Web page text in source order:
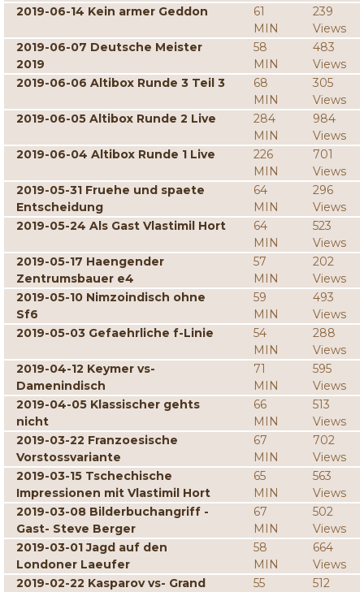
2019-06-14 Kein armer Geddon
61
MIN
239
Views
2019-06-07 Deutsche Meister
2019
58
MIN
483
Views
2019-06-06 Altibox Runde 3 Teil 3
68
MIN
305
Views
2019-06-05 Altibox Runde 2 Live
284
MIN
984
Views
2019-06-04 Altibox Runde 1 Live
226
MIN
701
Views
2019-05-31 Fruehe und spaete
Entscheidung
64
MIN
296
Views
2019-05-24 Als Gast Vlastimil Hort
64
MIN
523
Views
2019-05-17 Haengender
Zentrumsbauer e4
57
MIN
202
Views
2019-05-10 Nimzoindisch ohne
Sf6
59
MIN
493
Views
2019-05-03 Gefaehrliche f-Linie
54
MIN
288
Views
2019-04-12 Keymer vs-
Damenindisch
71
MIN
595
Views
2019-04-05 Klassischer gehts
nicht
66
MIN
513
Views
2019-03-22 Franzoesische
Vorstossvariante
67
MIN
702
Views
2019-03-15 Tschechische
Impressionen mit Vlastimil Hort
65
MIN
563
Views
2019-03-08 Bilderbuchangriff -
Gast- Steve Berger
67
MIN
502
Views
2019-03-01 Jagd auf den
Londoner Laeufer
58
MIN
664
Views
2019-02-22 Kasparov vs- Grand
55
512